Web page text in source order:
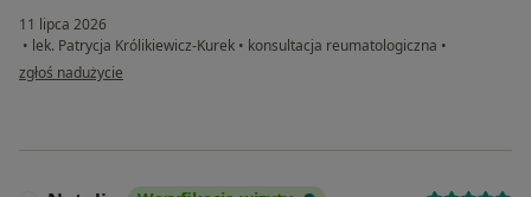
11 lipca 2026
• lek. Patrycja Królikiewicz-Kurek • konsultacja reumatologiczna •
w opinii użytkownika Jarosław
zgłoś nadużycie